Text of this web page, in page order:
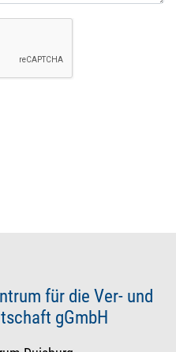
für die Ver- und
gGmbH